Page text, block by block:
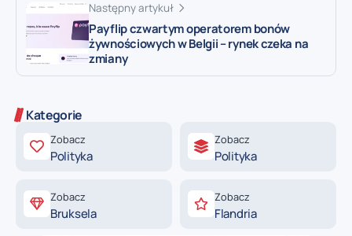
Następny artykuł
Payflip czwartym operatorem bonów
żywnościowych w Belgii – rynek czeka na
zmiany
Kategorie
Zobacz
Polityka
Zobacz
Polityka
Zobacz
Bruksela
Zobacz
Flandria